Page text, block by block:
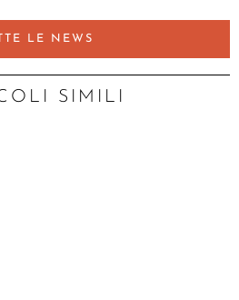
LE NEWS
SIMILI